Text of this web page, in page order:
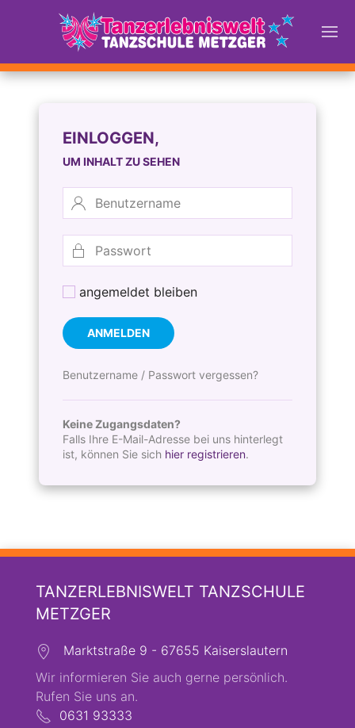
EINLOGGEN,
UM INHALT ZU SEHEN
angemeldet bleiben
ANMELDEN
Benutzername / Passwort vergessen?
Keine Zugangsdaten?
Falls Ihre E-Mail-Adresse bei uns hinterlegt
ist, können Sie sich hier registrieren.
TANZERLEBNISWELT TANZSCHULE
METZGER
Marktstraße 9 - 67655 Kaiserslautern
Wir informieren Sie auch gerne persönlich.
Rufen Sie uns an.
0631 93333